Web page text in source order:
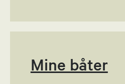
Send epost
Sondre Myhren
Mine båter